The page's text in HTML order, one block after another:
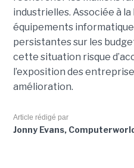
industrielles. Associée à
équipements
persistantes sur les
cette situation risque
l’exposition des
amélioration.
Article rédigé par
Jonny Evans,